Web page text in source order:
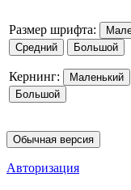
Размер шрифта:
Средний
Большой
Кернинг: Маленький
Большой
Обычная версия
Авторизация